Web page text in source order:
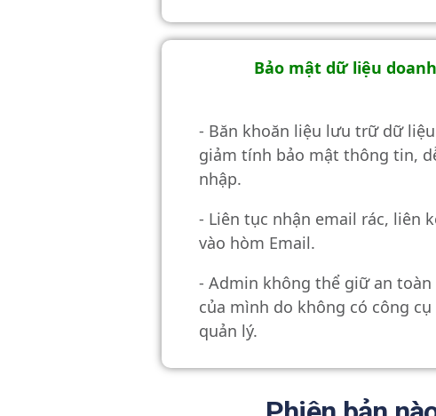
Bảo mật dữ liệu
- Băn khoăn liệu lưu trữ dữ
giảm tính bảo mật thông tin,
nhập.
- Liên tục nhận email rác, liên
vào hòm Email.
- Admin không thể giữ an
của mình do không có công
quản lý.